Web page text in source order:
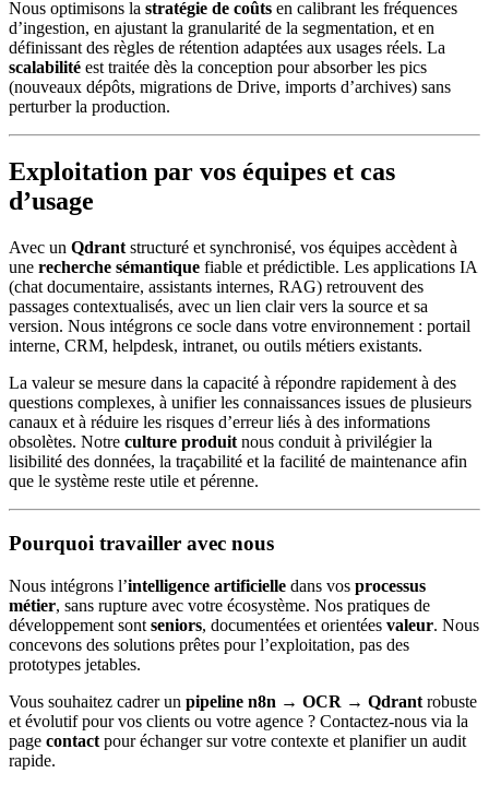
Nous optimisons la stratégie de coûts en calibrant les fréquences
d’ingestion, en ajustant la granularité de la segmentation, et en
définissant des règles de rétention adaptées aux usages réels. La
scalabilité est traitée dès la conception pour absorber les pics
(nouveaux dépôts, migrations de Drive, imports d’archives) sans
perturber la production.
Exploitation par vos équipes et cas
d’usage
Avec un Qdrant structuré et synchronisé, vos équipes accèdent à
une recherche sémantique fiable et prédictible. Les applications IA
(chat documentaire, assistants internes, RAG) retrouvent des
passages contextualisés, avec un lien clair vers la source et sa
version. Nous intégrons ce socle dans votre environnement : portail
interne, CRM, helpdesk, intranet, ou outils métiers existants.
La valeur se mesure dans la capacité à répondre rapidement à des
questions complexes, à unifier les connaissances issues de plusieurs
canaux et à réduire les risques d’erreur liés à des informations
obsolètes. Notre culture produit nous conduit à privilégier la
lisibilité des données, la traçabilité et la facilité de maintenance afin
que le système reste utile et pérenne.
Pourquoi travailler avec nous
Nous intégrons l’intelligence artificielle dans vos processus
métier, sans rupture avec votre écosystème. Nos pratiques de
développement sont seniors, documentées et orientées valeur. Nous
concevons des solutions prêtes pour l’exploitation, pas des
prototypes jetables.
Vous souhaitez cadrer un pipeline n8n → OCR → Qdrant robuste
et évolutif pour vos clients ou votre agence ? Contactez-nous via la
page contact pour échanger sur votre contexte et planifier un audit
rapide.